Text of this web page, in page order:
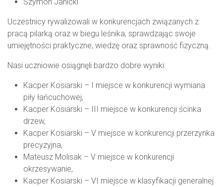
Uczestnicy rywalizowali w konkurencjach związanych z
pracą pilarką oraz w biegu leśnika, sprawdzając swoje
umiejętności praktyczne, wiedzę oraz sprawność fizyczną.
Nasi uczniowie osiągnęli bardzo dobre wyniki:
Kacper Kosiarski – I miejsce w konkurencji wymiana
piły łańcuchowej,
Kacper Kosiarski – III miejsce w konkurencji ścinka
drzew,
Kacper Kosiarski – V miejsce w konkurencji przerzynka
precyzyjna,
Mateusz Molisak – V miejsce w konkurencji
okrzesywanie,
Kacper Kosiarski – VI miejsce w klasyfikacji generalnej